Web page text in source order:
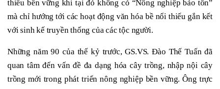
thiếu bền vững khi tại đó không có “Nông nghiệp bảo tồn”
mà chỉ hướng tới các hoạt động văn hóa bề nổi thiếu gắn kết
với sinh kế truyền thống của các tộc người.
Những năm 90 của thế kỷ trước, GS.VS. Đào Thế Tuấn đã
quan tâm đến vấn đề đa dạng hóa cây trồng, nhập nội cây
trồng mới trong phát triển nông nghiệp bền vững. Ông trực